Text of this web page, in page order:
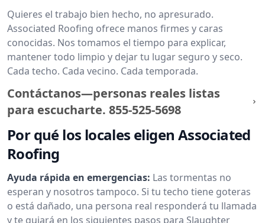
Quieres el trabajo bien hecho, no apresurado.
Associated Roofing ofrece manos firmes y caras
conocidas. Nos tomamos el tiempo para explicar,
mantener todo limpio y dejar tu lugar seguro y seco.
Cada techo. Cada vecino. Cada temporada.
Contáctanos—personas reales listas
para escucharte. 855-525-5698
Por qué los locales eligen Associated
Roofing
Ayuda rápida en emergencias: Las tormentas no
esperan y nosotros tampoco. Si tu techo tiene goteras
o está dañado, una persona real responderá tu llamada
y te guiará en los siguientes pasos para Slaughter